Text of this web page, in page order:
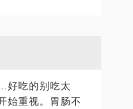
，不如宅着舒
，这是营养师
误区，带你尝试
吃的别吃太
始重视。胃肠不